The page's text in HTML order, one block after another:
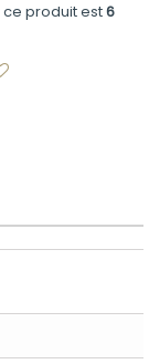
produit est6